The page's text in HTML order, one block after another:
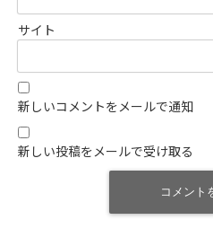
サイト
新しいコメントをメールで通知
新しい投稿をメールで受け取る